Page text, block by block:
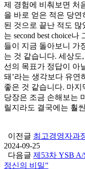
제 경험에 비춰보면 처
을 바로 얻은 적은 당
된 것으로 끝난 적도 많
는 second best choice
들이 지금 돌아보니 가
는 것 같습니다. 세상도
선의 목표가 정답이 아
돼’라는 생각보다 유연
좋은 것 같습니다. 마
당장은 조금 손해보는
릴지라도 결국에는 훨
이전글 최고경영자과
2024-09-25
다음글 제53차 YSB
정신의 비밀”